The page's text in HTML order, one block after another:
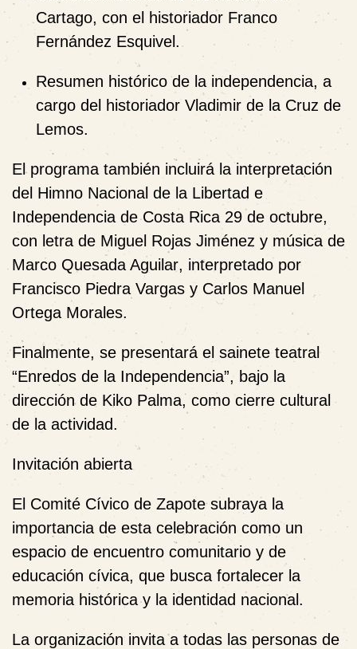
Cartago, con el historiador Franco
Fernández Esquivel .
Resumen histórico de la independencia, a
cargo del historiador Vladimir de la Cruz de
Lemos.
El programa también incluirá la interpretación
del Himno Nacional de la Libertad e
Independencia de Costa Rica 29 de octubre,
con letra de Miguel Rojas Jiménez y música de
Marco Quesada Aguilar, interpretado por
Francisco Piedra Vargas y Carlos Manuel
Ortega Morales.
Finalmente, se presentará el sainete teatral
“Enredos de la Independencia”, bajo la
dirección de Kiko Palma, como cierre cultural
de la actividad.
Invitación abierta
El Comité Cívico de Zapotesubraya la
importancia de esta celebración como un
espacio de encuentro comunitario y de
educación cívica, que busca fortalecer la
memoria histórica y la identidad nacional.
La organización invita a todas las personas de